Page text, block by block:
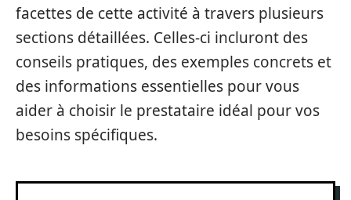
facettes de cette activité à travers plusieurs
sections détaillées. Celles-ci incluront des
conseils pratiques, des exemples concrets et
des informations essentielles pour vous
aider à choisir le prestataire idéal pour vos
besoins spécifiques.